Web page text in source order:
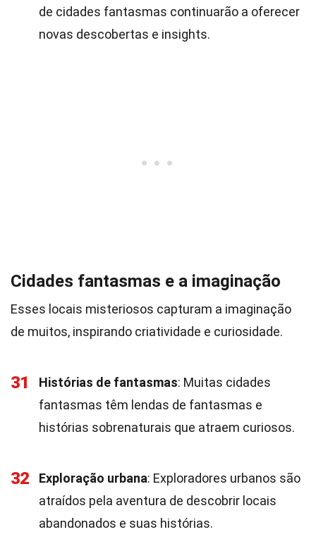
de cidades fantasmas continuarão a oferecer
novas descobertas e insights.
Cidades fantasmas e a imaginação
Esses locais misteriosos capturam a imaginação
de muitos, inspirando criatividade e curiosidade.
31 Histórias de fantasmas: Muitas cidades
fantasmas têm lendas de fantasmas e
histórias sobrenaturais que atraem curiosos.
32 Exploração urbana: Exploradores urbanos são
atraídos pela aventura de descobrir locais
abandonados e suas histórias.